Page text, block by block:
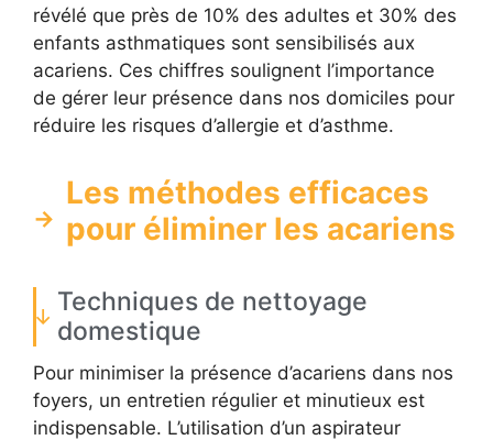
révélé que près de 10% des adultes et 30% des
enfants asthmatiques sont sensibilisés aux
acariens. Ces chiffres soulignent l’importance
de gérer leur présence dans nos domiciles pour
réduire les risques d’allergie et d’asthme.
Les méthodes efficaces
pour éliminer les acariens
Techniques de nettoyage
domestique
Pour minimiser la présence d’acariens dans nos
foyers, un entretien régulier et minutieux est
indispensable. L’utilisation d’un aspirateur